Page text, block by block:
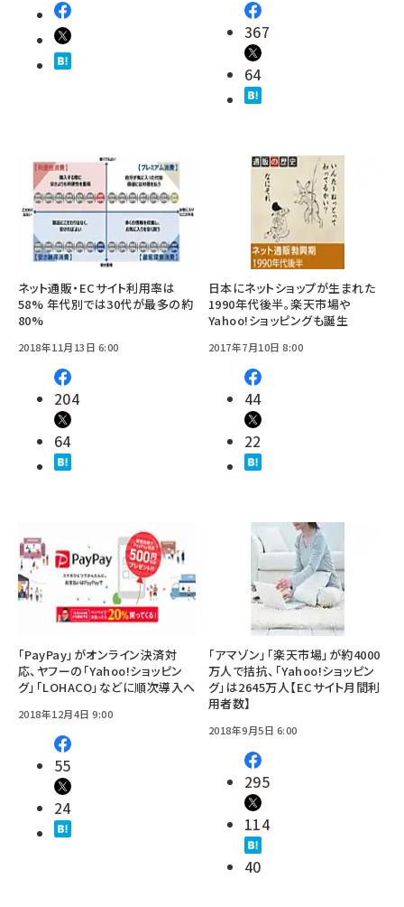
367
64
ネット通販・ECサイト利用率は
58% 年代別では30代が最多の約
80%
2018年11月13日 6:00
204
64
日本にネットショップが生まれた
1990年代後半。楽天市場や
Yahoo!ショッピングも誕生
2017年7月10日 8:00
44
22
「PayPay」がオンライン決済対
応、ヤフーの「Yahoo!ショッピン
グ」「LOHACO」などに順次導入へ
2018年12月4日 9:00
55
24
「アマゾン」「楽天市場」が約4000
万人で拮抗、「Yahoo!ショッピン
グ」は2645万人【ECサイト月間利
用者数】
2018年9月5日 6:00
295
114
40